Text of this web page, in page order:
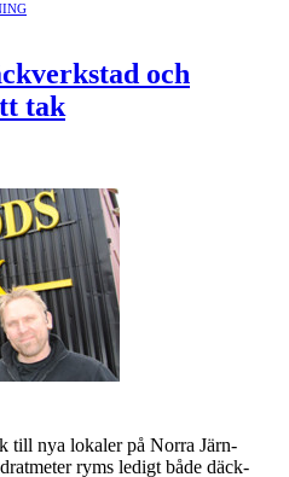
och
tak
till nya lokaler på Norra Järn­
ryms ledigt både däck­